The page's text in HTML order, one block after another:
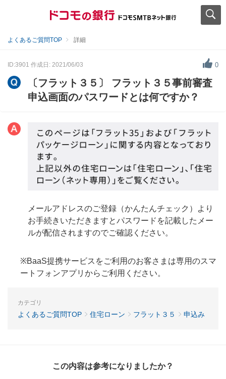
よくあるご質問TOP 詳細
ID:3901 作成日: 2021/06/03 0
〔フラット３５〕 フラット３５事前審査
申込画面のパスワードとは何ですか？
メールアドレスのご登録（かんたんチェック）より
お手続きいただきますとパスワードを記載したメー
ルが配信されますのでご確認ください。
※BaaS提携サービスをご利用のお客さまは専用のスマ
ートフォンアプリからご利用ください。
カテゴリ
よくあるご質問TOP 住宅ローン フラット３５ 申込み
この内容は参考になりましたか？